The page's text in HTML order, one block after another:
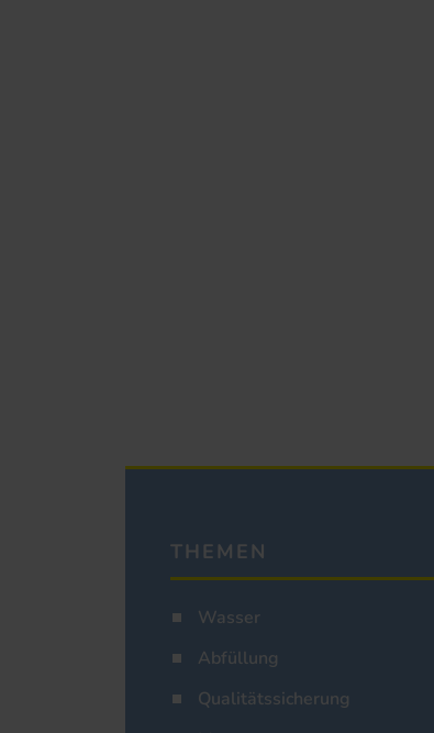
THEMEN
Wasser
Abfüllung
Qualitätssicherung